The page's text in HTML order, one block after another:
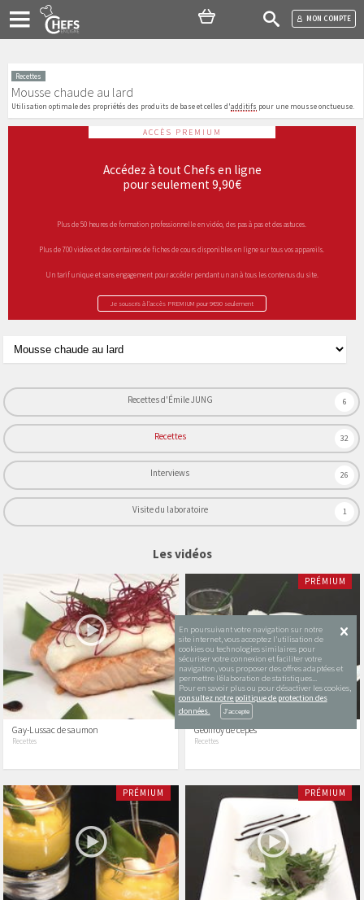
En poursuivant votre navigation sur notre
site internet, vous acceptez l’utilisation de
cookies ou technologies similaires pour
sécuriser votre connexion et faciliter votre
navigation, vous proposer des offres adaptées et
permettre l’élaboration de statistiques...
Pour en savoir plus ou pour désactiver les cookies,
consultez notre politique de protection des
données.
MON COMPTE
Recettes
Mousse chaude au lard
Utilisation optimale des propriétés des produits de base et celles d'additifs pour une mousse onctueuse.
ACCÈS PREMIUM
Accédez à tout Chefs en ligne
pour seulement 9,90€
Plus de 50 heures de formation professionnelle en vidéo, des pas à pas et des astuces.
Plus de 700 vidéos et des centaines de fiches de cours disponibles en ligne sur tous vos appareils.
Un tarif unique et sans engagement pour accéder pendant un an à tous les contenus du site.
Je souscris à l’accès PREMIUM pour 9€90 seulement
Recettes d'Émile JUNG 6
Recettes 32
Interviews 26
Visite du laboratoire 1
Les vidéos
Gay-Lussac de saumon
Recettes
PRÉMIUM
Geoffroy de cèpes
Recettes
PRÉMIUM PRÉMIUM